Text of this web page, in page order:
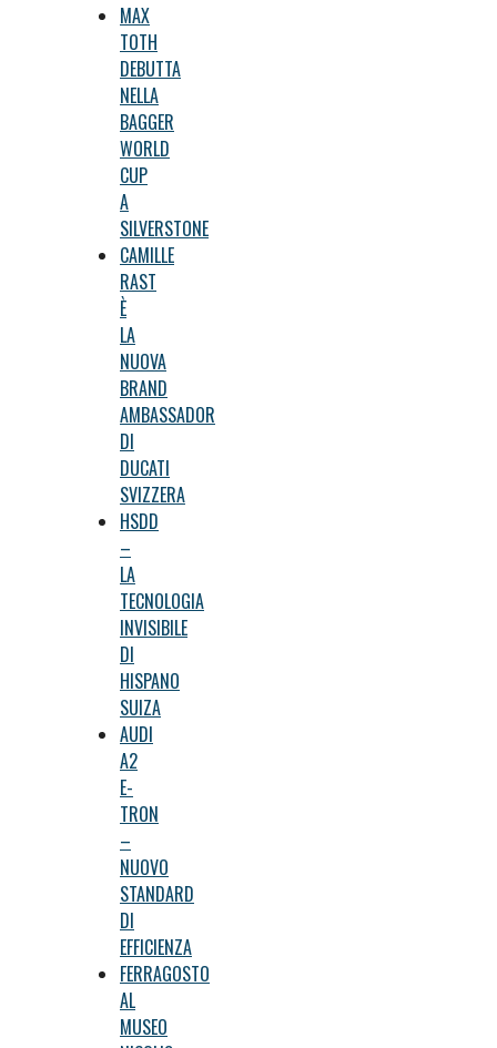
MAX
TOTH
DEBUTTA
NELLA
BAGGER
WORLD
CUP
A
SILVERSTONE
CAMILLE
RAST
È
LA
NUOVA
BRAND
AMBASSADOR
DI
DUCATI
SVIZZERA
HSDD
–
LA
TECNOLOGIA
INVISIBILE
DI
HISPANO
SUIZA
AUDI
A2
E-
TRON
–
NUOVO
STANDARD
DI
EFFICIENZA
FERRAGOSTO
AL
MUSEO